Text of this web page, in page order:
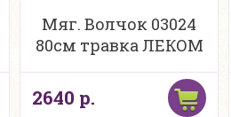
Мяг. Волчок 03024
80см травка ЛЕКОМ
2640 р.